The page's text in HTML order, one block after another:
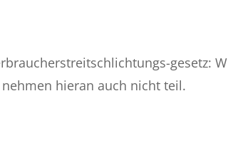
gesetz:
hieran auch nicht teil.